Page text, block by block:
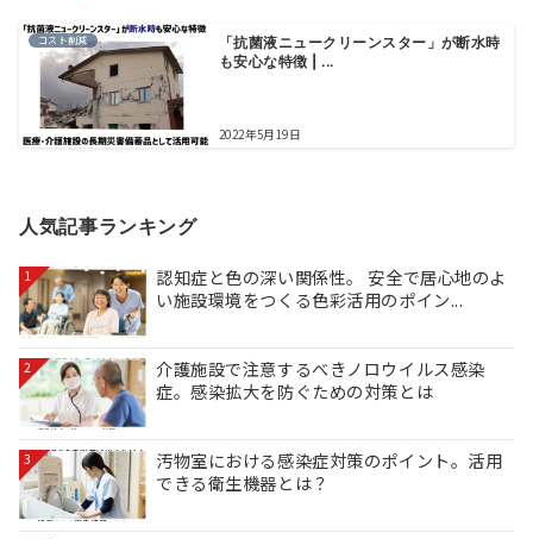
コスト削減
「抗菌液ニュークリーンスター」が断水時
も安心な特徴 | ...
2022年5月19日
人気記事ランキング
1
認知症と色の深い関係性。 安全で居心地のよ
い施設環境をつくる色彩活用のポイン...
2
介護施設で注意するべきノロウイルス感染
症。感染拡大を防ぐための対策とは
3
汚物室における感染症対策のポイント。活用
できる衛生機器とは？